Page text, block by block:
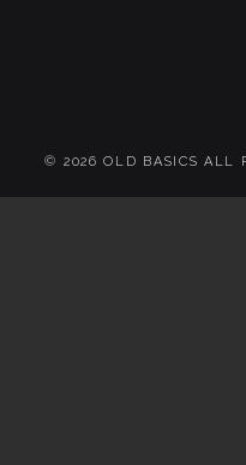
© 2026 OLD BASICS ALL